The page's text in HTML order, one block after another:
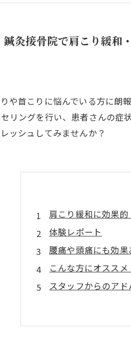
灸接骨院で肩こり緩和
や首こりに悩んでいる方に朗
リングを行い、患者さんの
ッシュしてみませんか？
肩こり緩和に効果的
体験レポート
腰痛や頭痛にも効果
こんな方にオススメ
スタッフからのアド